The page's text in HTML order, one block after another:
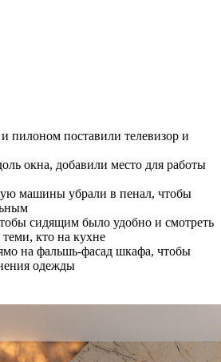
пилоном поставили телевизор и
окна, добавили место для работы
машины убрали в пенал, чтобы
сидящим было удобно и смотреть
теми, кто на кухне
на фальшь-фасад шкафа, чтобы
одежды